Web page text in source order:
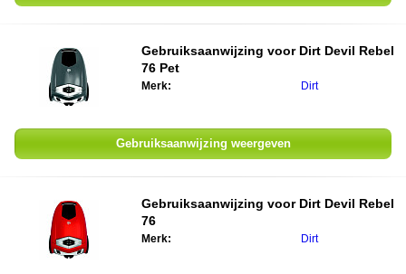
Gebruiksaanwijzing voor Dirt Devil Rebel
76 Pet
Merk: Dirt
Gebruiksaanwijzing weergeven
Gebruiksaanwijzing voor Dirt Devil Rebel
76
Merk: Dirt